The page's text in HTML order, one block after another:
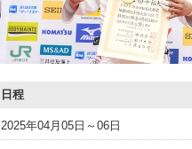
日程
2025年04月05日～06日